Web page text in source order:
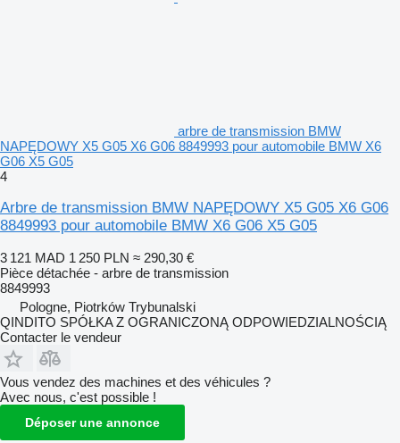
arbre de transmission BMW
NAPĘDOWY X5 G05 X6 G06 8849993 pour automobile BMW X6
G06 X5 G05
4
Arbre de transmission BMW NAPĘDOWY X5 G05 X6 G06
8849993 pour automobile BMW X6 G06 X5 G05
3 121 MAD 1 250 PLN ≈ 290,30 €
Pièce détachée - arbre de transmission
8849993
Pologne, Piotrków Trybunalski
QINDITO SPÓŁKA Z OGRANICZONĄ ODPOWIEDZIALNOŚCIĄ
Contacter le vendeur
Vous vendez des machines et des véhicules ?
Avec nous, c'est possible !
Déposer une annonce